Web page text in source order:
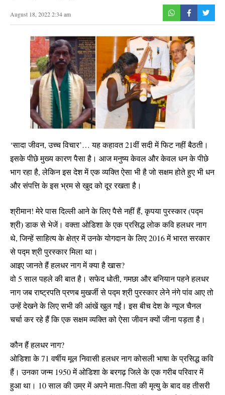
August 18, 2022 2:34 am
‘सादा जीवन, उच्च विचार’… यह कहावत 21वीं सदी में फिट नहीं बैठती।
इसके पीछे मुख्य कारण पैसा है। आज मनुष्य केवल और केवल धन के पीछे
भाग रहा है, लेकिन इस देश में एक व्यक्ति ऐसा भी है जो सक्षम होते हुए भी धन
और संपत्ति के इस भ्रम से खुद को दूर रखता है।
श्रीमान! मेरे पास दिल्ली आने के लिए पैसे नहीं हैं, कृपया पुरस्कार (पद्म
श्री) डाक से भेजें। वक्ता ओडिशा के एक प्रसिद्ध लोक कवि हलधर नाग
थे, जिन्हें साहित्य के क्षेत्र में उनके योगदान के लिए 2016 में भारत सरकार
से पद्म श्री पुरस्कार मिला था।
आइए जानते हैं हलधर नाग में क्या है खास?
वो 5 साल पहले की बात है। सफेद धोती, गमछा और बनियान पहने हलधर
नाग जब राष्ट्रपति प्रणब मुखर्जी से पद्म श्री पुरस्कार लेने नंगे पांव आए तो
उन्हें देखने के लिए सभी की आंखें खुल गईं। इस बीच देश के न्यूज चैनल
चर्चा कर रहे हैं कि एक सक्षम व्यक्ति को ऐसा जीवन क्यों जीना पड़ता है।
कौन हैं हलधर नाग?
ओडिशा के 71 वर्षीय मूल निवासी हलधर नाग कोसली भाषा के प्रसिद्ध कवि
हैं। उनका जन्म 1950 में ओडिशा के बरगढ़ जिले के एक गरीब परिवार में
हुआ था। 10 साल की उम्र में अपने माता-पिता की मृत्यु के बाद वह तीसरी